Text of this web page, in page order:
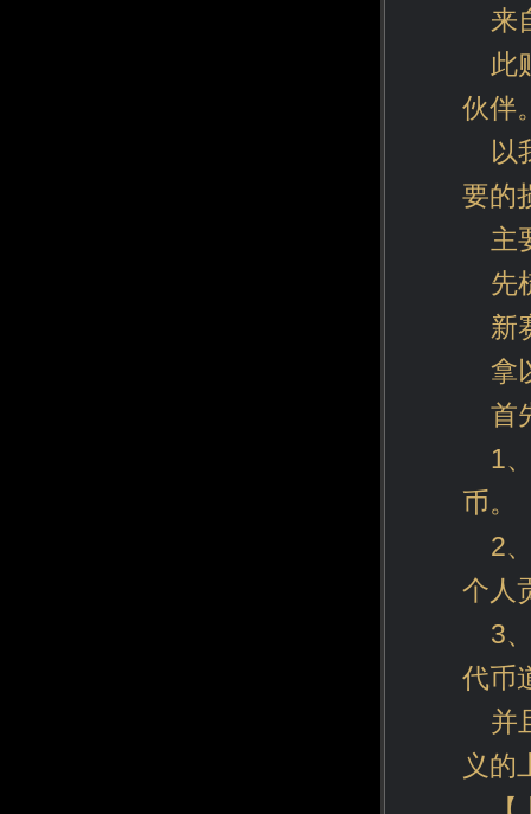
来
此
伙伴
以
要的
主
先
新
拿
首
1
币。
2
个人
3
代币
并
义的